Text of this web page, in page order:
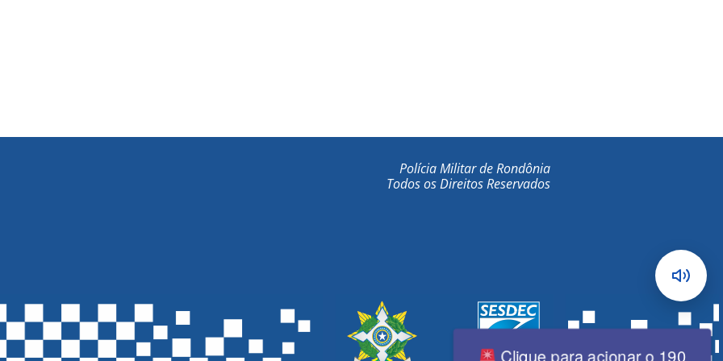
Polícia Militar de Rondônia
Todos os Direitos Reservados
Clique para acionar o 190